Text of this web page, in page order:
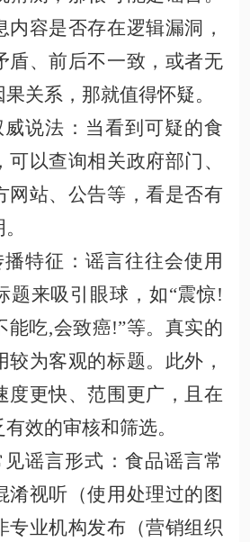
内容是否存在逻辑漏洞，
盾、前后不一致，或者无
果关系 ，那就值得怀疑。
威说法 ：当看到可疑的食
以查询相关政府部门、
网站、公告等，看是否有
特征 ：谣言往往会使用
题来吸引眼球，如“震惊!
能吃,会致癌!”等。真实的
为客观的标题。此外，
度更快、范围更广，且在
效的审核和筛选。
谣言形式 ：食品谣言常
淆视听（使用处理过的图
专业机构发布（营销组织